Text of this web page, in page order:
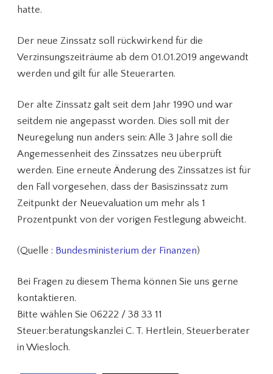
hatte.
Der neue Zinssatz soll rückwirkend für die
Verzinsungszeiträume ab dem 01.01.2019 angewandt
werden und gilt für alle Steuerarten.
Der alte Zinssatz galt seit dem Jahr 1990 und war
seitdem nie angepasst worden. Dies soll mit der
Neuregelung nun anders sein: Alle 3 Jahre soll die
Angemessenheit des Zinssatzes neu überprüft
werden. Eine erneute Änderung des Zinssatzes ist für
den Fall vorgesehen, dass der Basiszinssatz zum
Zeitpunkt der Neuevaluation um mehr als 1
Prozentpunkt von der vorigen Festlegung abweicht.
(Quelle : Bundesministerium der Finanzen)
Bei Fragen zu diesem Thema können Sie uns gerne
kontaktieren.
Bitte wählen Sie 06222 / 38 33 11
Steuer:beratungskanzlei C. T. Hertlein, Steuerberater
in Wiesloch.